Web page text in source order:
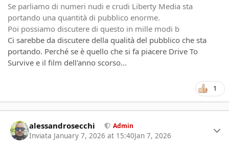
Se parliamo di numeri nudi e crudi Liberty Media sta
portando una quantità di pubblico enorme.
Poi possiamo discutere di questo in mille modi b
Ci sarebbe da discutere della qualità del pubblico che sta
portando. Perché se è quello che si fa piacere Drive To
Survive e il film dell'anno scorso...
1
alessandrosecchi Admin
Inviata January 7, 2026 at 15:40Jan 7, 2026